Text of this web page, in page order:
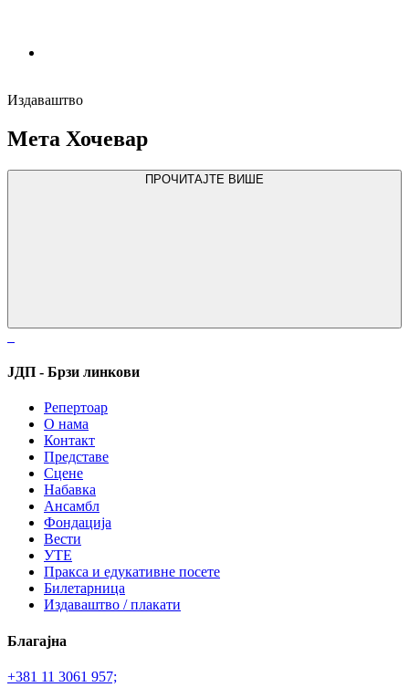
Издаваштво
Мета Хочевар
ПРОЧИТАЈТЕ ВИШЕ
ЈДП - Брзи линкови
Репертоар
О нама
Контакт
Представе
Сцене
Набавка
Ансамбл
Фондација
Вести
УТЕ
Пракса и едукативне посете
Билетарница
Издаваштво / плакати
Благајна
+381 11 3061 957;